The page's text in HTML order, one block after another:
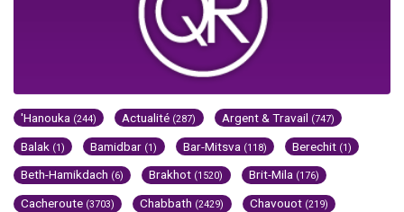
'Hanouka (244) Actualité (287) Argent & Travail (747)
Balak (1) Bamidbar (1) Bar-Mitsva (118) Berechit (1)
Beth-Hamikdach (6) Brakhot (1520) Brit-Mila (176)
Cacheroute (3703) Chabbath (2429) Chavouot (219)